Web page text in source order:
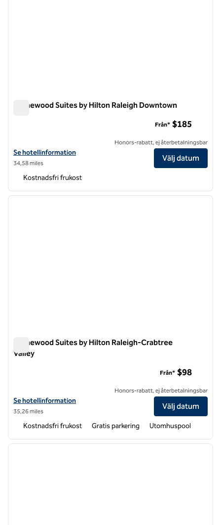
Homewood Suites by Hilton Raleigh Downtown
Visa hotelluppgifter för Homewood Suites by Hilton Raleigh
Se hotellinformation
34,58 miles
Från* $185
Honors-rabatt, ej återbetalningsbar
Välj datum
Kostnadsfri frukost
1 av 12
nästa
Homewood Suites by Hilton Raleigh-Crabtree
Valley
Visa hotelluppgifter för Homewood Suites by Hilton Raleigh-
Se hotellinformation
35,26 miles
Från* $98
Honors-rabatt, ej återbetalningsbar
Välj datum
Kostnadsfri frukost Gratis parkering Utomhuspool
1 av 12
nästa